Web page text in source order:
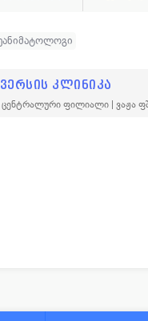
კლინიკა
ცენტრალური ფილიალი | ვაჟა